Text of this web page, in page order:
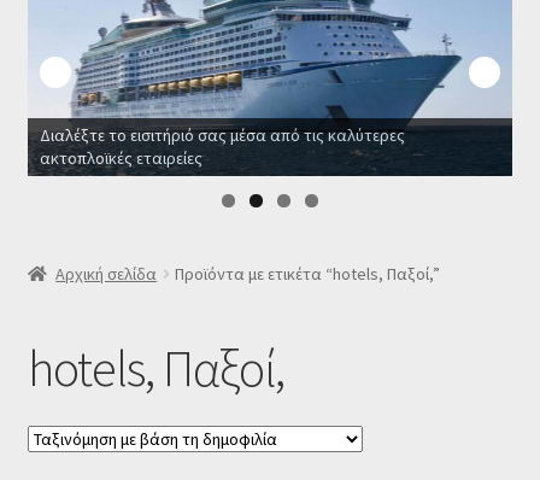
Manage Subscriptions
Manage Subscriptions
Manage Subscriptions
SLIDER
Διαλέξτε το εισιτήριό σας μέσα από τις καλύτερες
ακτοπλοϊκές εταιρείες
Αρχική σελίδα Προϊόντα με ετικέτα “hotels, Παξοί,”
hotels, Παξοί,